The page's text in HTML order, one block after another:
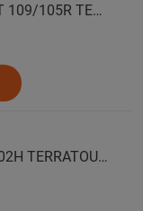
DAVANTI Автошина 215/65 R16 LT 109/105R TERRATOURA A/T RWL 10PR RPR M+S
DAVANTI Автошина 225/65 R17 102H TERRATOURA A/T RWL RPR M+S